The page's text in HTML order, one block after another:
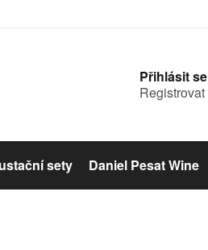
Přihlásit se
Registrovat
sety Daniel Pesat Wine